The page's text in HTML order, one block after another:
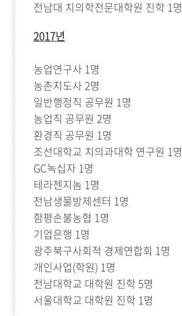
전남대 치의학전문대학원 진학 1명
2017년
농업연구사 1명
농촌지도사 2명
일반행정직 공무원 1명
농업직 공무원 2명
환경직 공무원 1명
조선대학교 치의과대학 연구원 1명
GC녹십자 1명
테라젠지놈 1명
전남생물방제센터 1명
함평손불농협 1명
기업은행 1명
광주북구사회적 경제연합회 1명
개인사업(학원) 1명
전남대학교 대학원 진학 5명
서울대학교 대학원 진학 1명